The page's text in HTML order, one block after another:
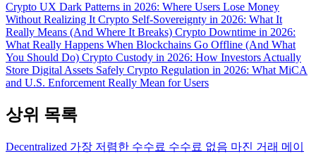
Crypto UX Dark Patterns in 2026: Where Users Lose Money
Without Realizing It Crypto Self-Sovereignty in 2026: What It
Really Means (And Where It Breaks) Crypto Downtime in 2026:
What Really Happens When Blockchains Go Offline (And What
You Should Do) Crypto Custody in 2026: How Investors Actually
Store Digital Assets Safely Crypto Regulation in 2026: What MiCA
and U.S. Enforcement Really Mean for Users
상위 목록
Decentralized 가장 저렴한 수수료 수수료 없음 마진 거래 메이